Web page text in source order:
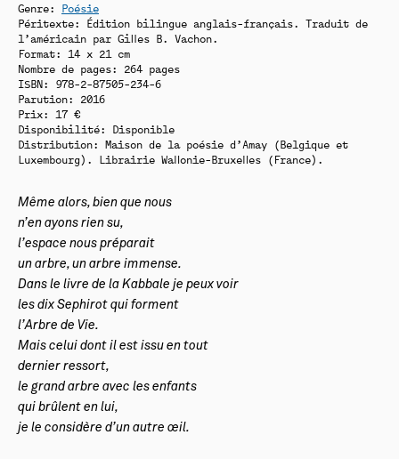
Genre: Poésie
Péritexte: Édition bilingue anglais-français. Traduit de
l’américain par Gilles B. Vachon.
Format: 14 x 21 cm
Nombre de pages: 264 pages
ISBN: 978-2-87505-234-6
Parution: 2016
Prix: 17 €
Disponibilité:
Disponible
Distribution: Maison de la poésie d’Amay (Belgique et
Luxembourg). Librairie Wallonie-Bruxelles (France).
Même alors, bien que nous
n’en ayons rien su,
l’espace nous préparait
un arbre, un arbre immense.
Dans le livre de la Kabbale je peux voir
les dix Sephirot qui forment
l’Arbre de Vie.
Mais celui dont il est issu en tout
dernier ressort,
le grand arbre avec les enfants
qui brûlent en lui,
je le considère d’un autre œil.